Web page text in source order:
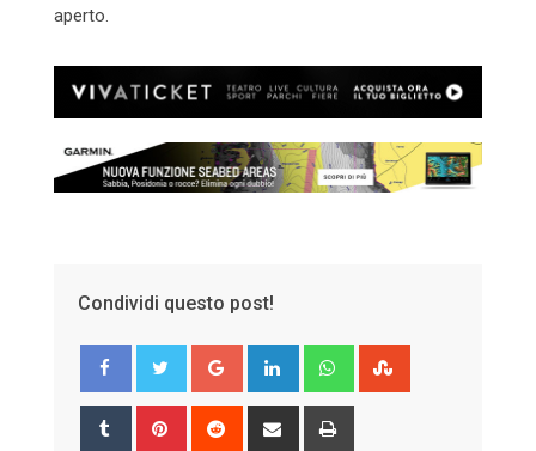
aperto.
Condividi questo post!
Google+ LinkedIn Whatsapp
Tumblr Pinterest Reddit
Share